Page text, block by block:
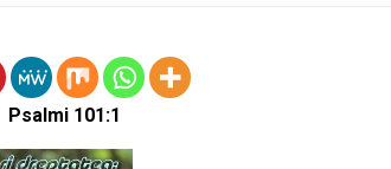
Psalmi 101:1